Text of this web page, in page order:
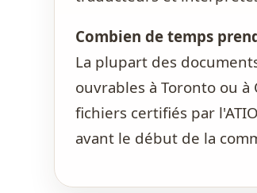
Combien de temps
La plupart des
ouvrables à Toronto ou
fichiers certifiés par
avant le début de la